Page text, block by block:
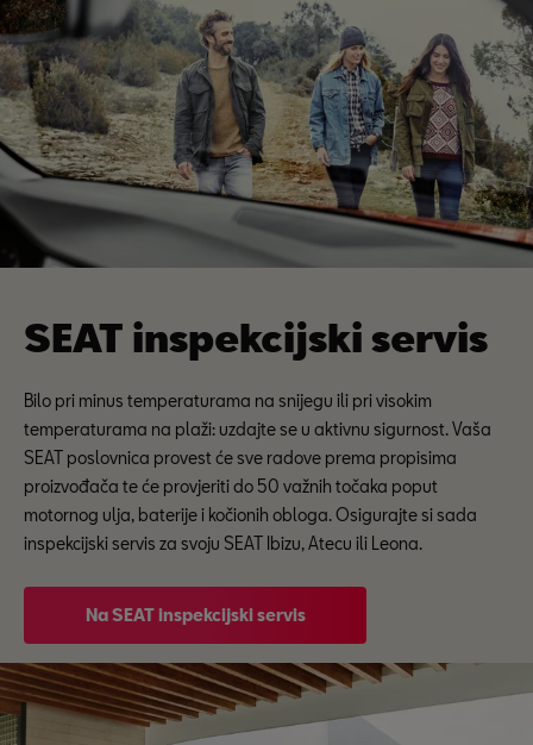
SEAT inspekcijski servis
Bilo pri minus temperaturama na snijegu ili pri visokim
temperaturama na plaži: uzdajte se u aktivnu sigurnost. Vaša
SEAT poslovnica provest će sve radove prema propisima
proizvođača te će provjeriti do 50 važnih točaka poput
motornog ulja, baterije i kočionih obloga. Osigurajte si sada
inspekcijski servis za svoju SEAT Ibizu, Atecu ili Leona.
Na SEAT inspekcijski servis